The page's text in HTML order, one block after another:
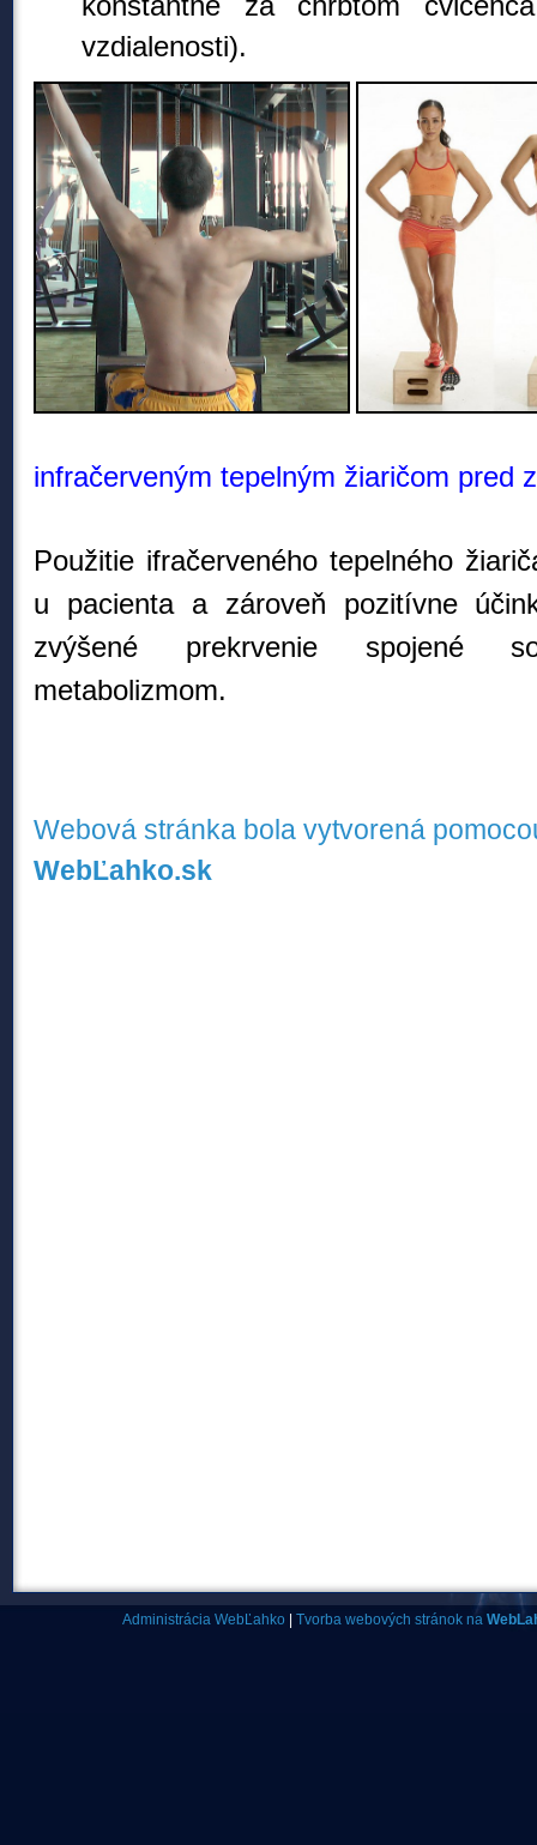
vzdialenosti).
infračerveným tepelným žiaričom pred
Použitie ifračerveného tepelného
u pacienta a zároveň pozitívne
zvýšené prekrvenie spojené
metabolizmom.
Webová stránka bola vytvorená
WebĽahko.sk
Administrácia WebĽahko Tvorba webových stránok na